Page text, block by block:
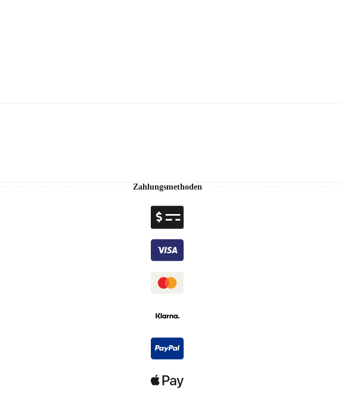
Zahlungsmethoden